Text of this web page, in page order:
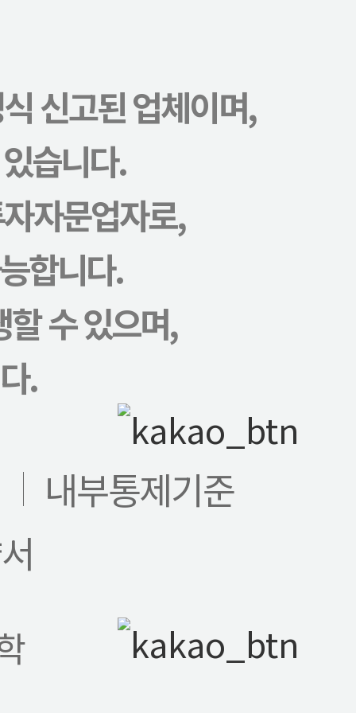
신고된 업체이며,
습니다.
자문업자로,
합니다.
수 있으며,
.
내부통제기준